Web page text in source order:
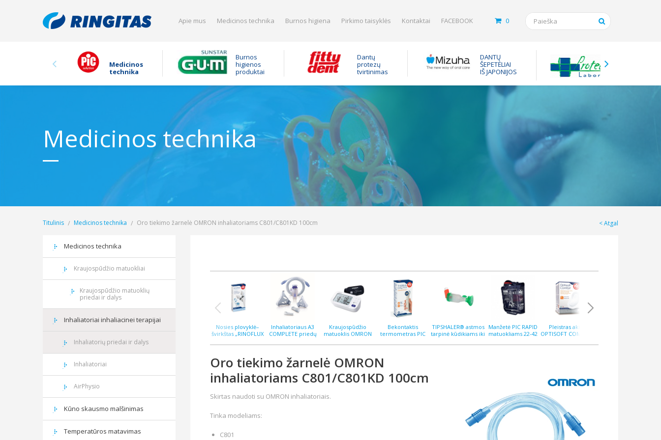
Apie mus Medicinos technika Burnos higiena Pirkimo taisyklės Kontaktai FACEBOOK 0
Medicinos
technika
Burnos
higienos
produktai
Dantų
protezų
tvirtinimas
DANTŲ
ŠEPETĖLIAI
IŠ JAPONIJOS
Medicinos technika
Atgal
Titulinis Medicinos technika Oro tiekimo žarnelė OMRON inhaliatoriams C801/C801KD 100cm
Medicinos technika
Kraujospūdžio matuokliai
Kraujospūdžio matuoklių
priedai ir dalys
Inhaliatoriai inhaliacinei terapijai
Inhaliatorių priedai ir dalys
Inhaliatoriai
AirPhysio
Kūno skausmo malšinimas
Temperatūros matavimas
Nosies plovyklė–
švirkštas „RINOFLUX
antgalis
Inhaliatoriaus A3
COMPLETE priedų
Kraujospūdžio
matuoklis OMRON
Bekontaktis
termometras PIC
TIPSHALER® astmos
tarpinė kūdikiams iki
Manžetė PIC RAPID
matuokliams 22-42
Pleistras akims
OPTISOFT COMFORT
Oro tiekimo žarnelė OMRON
inhaliatoriams C801/C801KD 100cm
Skirtas naudoti su OMRON inhaliatoriais.
Tinka modeliams:
C801